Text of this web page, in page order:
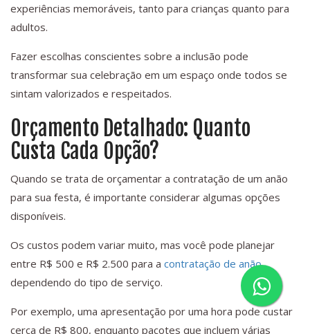
experiências memoráveis, tanto para crianças quanto para
adultos.
Fazer escolhas conscientes sobre a inclusão pode
transformar sua celebração em um espaço onde todos se
sintam valorizados e respeitados.
Orçamento Detalhado: Quanto
Custa Cada Opção?
Quando se trata de orçamentar a contratação de um anão
para sua festa, é importante considerar algumas opções
disponíveis.
Os custos podem variar muito, mas você pode planejar
entre R$ 500 e R$ 2.500 para a contratação de anão,
dependendo do tipo de serviço.
Por exemplo, uma apresentação por uma hora pode custar
cerca de R$ 800, enquanto pacotes que incluem várias